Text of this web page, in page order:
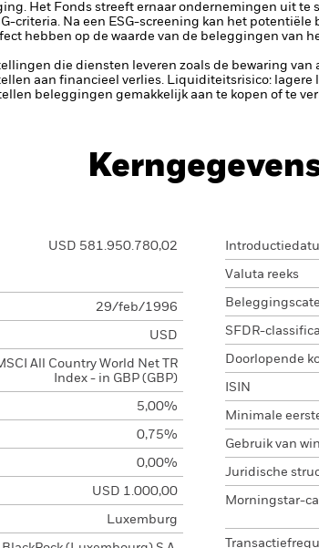
Het Fonds streeft ernaar ondernemingen uit
criteria. Na een ESG-screening kan het
hebben op de waarde van de beleggingen van
die diensten leveren zoals de bewaring
aan financieel verlies. Liquiditeitsrisico: lagere
beleggingen gemakkelijk aan te kopen of te
USD 581.950.780,02
29/feb/1996
USD
All Country World Net TR
Index - in GBP (GBP)
5,00%
0,75%
0,00%
USD 1.000,00
Luxemburg
Valuta reeks
SFDR-
Doorlopende
ISIN
Minimale
Gebruik van
Juridische
Morningstar-